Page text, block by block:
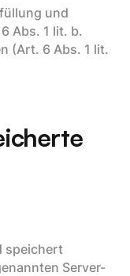
und
Abs. 1 lit. b.
(Art. 6 Abs. 1 lit.
speichert
Server-